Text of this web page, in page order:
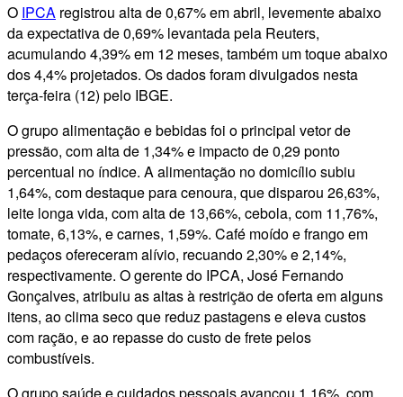
O IPCA registrou alta de 0,67% em abril, levemente abaixo
da expectativa de 0,69% levantada pela Reuters,
acumulando 4,39% em 12 meses, também um toque abaixo
dos 4,4% projetados. Os dados foram divulgados nesta
terça-feira (12) pelo IBGE.
O grupo alimentação e bebidas foi o principal vetor de
pressão, com alta de 1,34% e impacto de 0,29 ponto
percentual no índice. A alimentação no domicílio subiu
1,64%, com destaque para cenoura, que disparou 26,63%,
leite longa vida, com alta de 13,66%, cebola, com 11,76%,
tomate, 6,13%, e carnes, 1,59%. Café moído e frango em
pedaços ofereceram alívio, recuando 2,30% e 2,14%,
respectivamente. O gerente do IPCA, José Fernando
Gonçalves, atribuiu as altas à restrição de oferta em alguns
itens, ao clima seco que reduz pastagens e eleva custos
com ração, e ao repasse do custo de frete pelos
combustíveis.
O grupo saúde e cuidados pessoais avançou 1,16%, com